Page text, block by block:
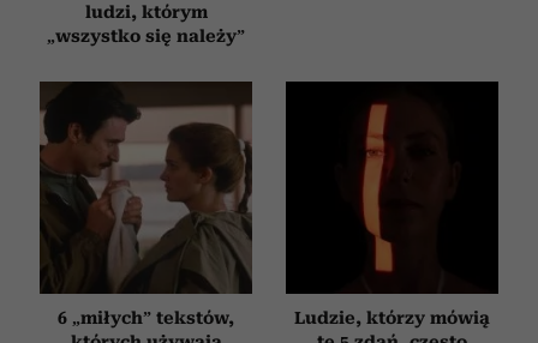
ludzi, którym
„wszystko się należy”
6 „miłych” tekstów,
Ludzie, którzy mówią